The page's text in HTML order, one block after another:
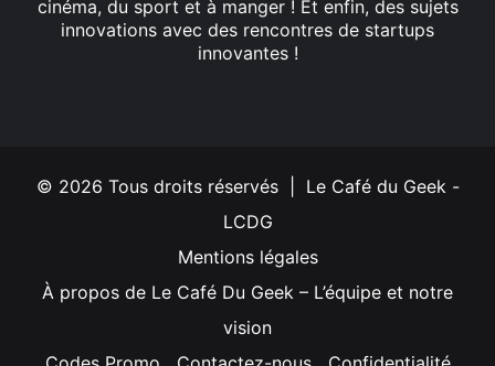
cinéma, du sport et à manger ! Et enfin, des sujets
innovations avec des rencontres de startups
innovantes !
© 2026 Tous droits réservés | Le Café du Geek -
LCDG
Mentions légales
À propos de Le Café Du Geek – L’équipe et notre
vision